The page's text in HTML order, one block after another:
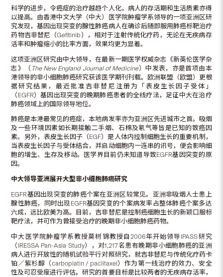
科学的进步，令癌症的治疗越趋个人化，病人的存活期和生活质素亦得
以提高。由香港中文大学（中大）医学院肿瘤学系领导的一项亚洲区研
究发现，基因出现突变的腺性肺癌病人在确诊后随即服用肺癌标靶治疗
药物吉非替尼（Gefitinib），相对于注射传统化疗药，无论在无疾病存
活率和肿瘤缩小的比率方面，效果均更为显着。
这项亚洲区研究由中大领导，在最新一期医学权威杂志《新英伦医学杂
志》（ The New England Journal of Medicine）中发表，亦是首项由本
港领导的非小细胞肺癌研究获该医学期刊刊载。欧洲联盟（欧盟）更根
据研究结果，最近批准吉非替尼注册为「表皮生长因子受体」
（EGFR）基因出现突变的晚期肺癌患者的全线疗法，足证中大在治疗
肺癌领域上的国际领导地位。
肺癌是本港最常见的癌症，本地病发率亦为亚洲区先进城市之首。吸烟
及一些环境因素如长期接触二手烟、石棉及氡气等皆是已知的致癌因
素。另外，表皮生长因子（EGF）是人体内控制细胞生长的重要机制，
当表皮生长因子与受体结合，并启动细胞内一连串的讯号，便会影响细
胞的增生、生存及移动。医学界目前仍未知道导致EGFR基因突变的原
因。
中大领导亚洲展开大型非小细胞肺癌研究
EGFR基因出现突变的肺癌个案在亚洲区较常见。亚洲非吸烟人士患上
腺性肺癌，同时出现EGFR基因突变的个案病发率占整体肺癌个案多达
六成，远比欧美为高。目前，吉非替尼是控制癌细胞生长的新颖口服标
靶疗法，并可作为曾接受治疗的晚期非小细胞肺癌药物。
中大医学院肿瘤学系教授莫树锦教授自2006年开始领导IPASS研究
（IRESSA Pan-Asia Study），对1,217名患有晚期非小细胞肺癌的亚洲
病人进行开放性的随机试验平行对照研究，就吉非替尼与传统化疗药卡
铂／紫杉醇（carboplatin / paclitaxel）作为第一线治疗的效力、安全
性及可忍受度进行评估。研究的首要目标是比较两者的无疾病存活率，